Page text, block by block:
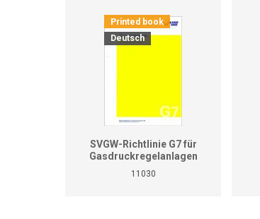
Printed book
Deutsch
SVGW-Richtlinie G7 für
Gasdruckregelanlagen
11030